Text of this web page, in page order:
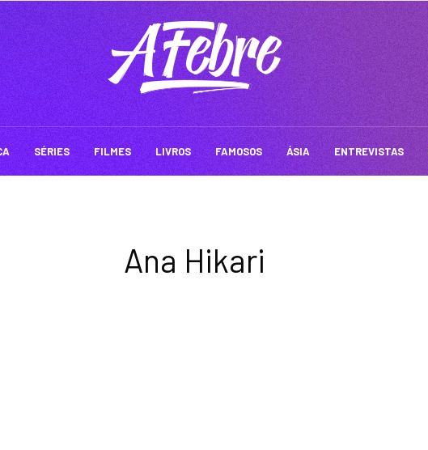
SÉRIES FILMES LIVROS FAMOSOS ÁSIA ENTREVISTAS
Ana Hikari